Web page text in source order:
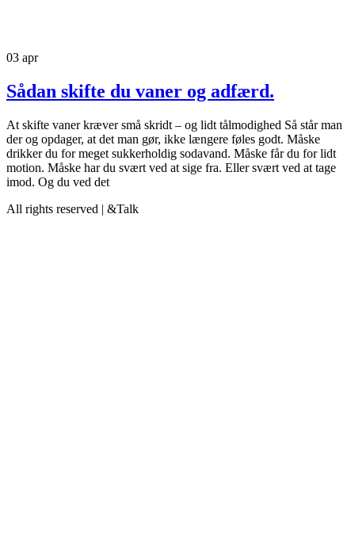
03 apr
Sådan skifte du vaner og adfærd.
At skifte vaner kræver små skridt – og lidt tålmodighed Så står man
der og opdager, at det man gør, ikke længere føles godt. Måske
drikker du for meget sukkerholdig sodavand. Måske får du for lidt
motion. Måske har du svært ved at sige fra. Eller svært ved at tage
imod. Og du ved det
All rights reserved | &Talk